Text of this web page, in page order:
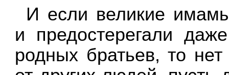
И если великие
и предостерегали
родных братьев, то